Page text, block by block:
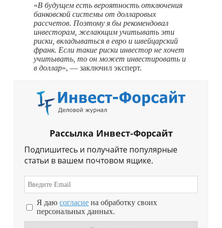
«В будущем есть вероятность отключения
банковской системы от долларовых
рассчетов. Поэтому я бы рекомендовал
инвесторам, желающим учитывать эти
риски, вкладываться в евро и швейцарский
франк. Если такие риски инвестор не хочет
учитывать, то он может инвестировать и
в доллар», — заключил эксперт.
Рассылка Инвест-Форсайт
Подпишитесь и получайте популярные
статьи в вашем почтовом ящике.
Я даю согласие на обработку своих
персональных данных.